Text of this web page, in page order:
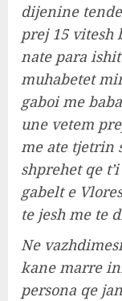
dijenine
prej 15 vitesh
nate para
muhabetet
gaboi me
une vetem
me ate tjetrin
shprehet qe
gabelt e
te jesh me te
Ne
kane marre
persona qe